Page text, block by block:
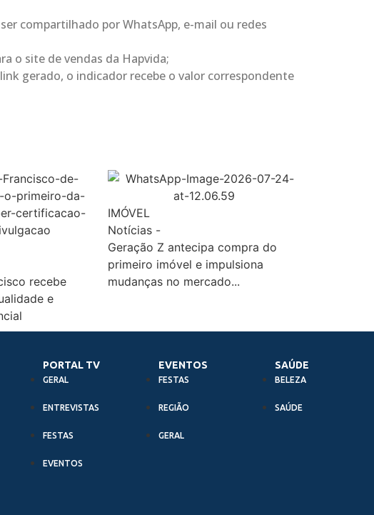
compartilhado por WhatsApp, e-mail ou redes
o site de vendas da Hapvida;
gerado, o indicador recebe o valor correspondente
recebe
e
IMÓVEL
Notícias -
Geração Z antecipa compra do
primeiro imóvel e impulsiona
mudanças no mercado...
PORTAL TV
GERAL
ENTREVISTAS
FESTAS
EVENTOS
EVENTOS
FESTAS
REGIÃO
GERAL
SAÚDE
BELEZA
SAÚDE